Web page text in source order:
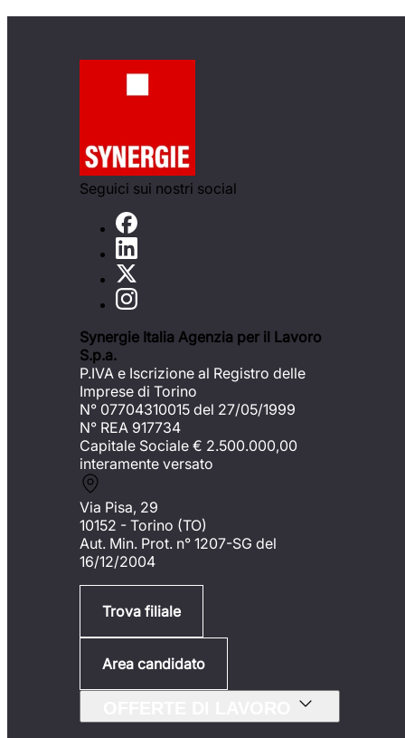
Seguici sui nostri social
Synergie Italia Agenzia per il Lavoro
S.p.a.
P.IVA e Iscrizione al Registro delle
Imprese di Torino
N° 07704310015 del 27/05/1999
N° REA 917734
Capitale Sociale € 2.500.000,00
interamente versato
Via Pisa, 29
10152 - Torino (TO)
Aut. Min. Prot. n° 1207-SG del
16/12/2004
Trova filiale
Area candidato